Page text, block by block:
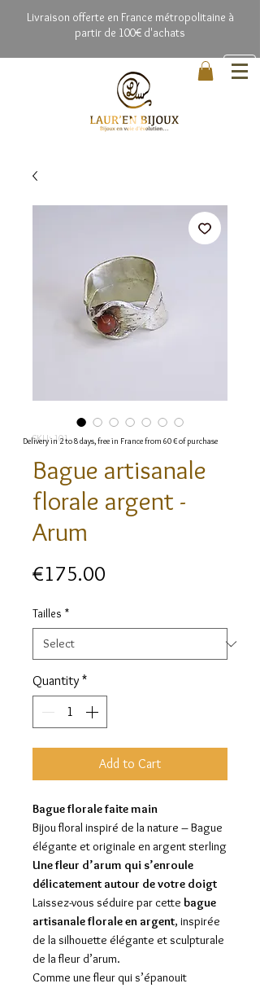
Livraison offerte en France métropolitaine à
partir de 100€ d'achats
SKU: 101
Bague artisanale
florale argent -
Arum
€175.00
Tailles *
Quantity *
Add to Cart
Bague florale faite main
Bijou floral inspiré de la nature – Bague
élégante et originale en argent sterling
Une fleur d’arum qui s’enroule
délicatement autour de votre doigt
Laissez-vous séduire par cette bague
artisanale florale en argent, inspirée
de la silhouette élégante et sculpturale
de la fleur d’arum.
Comme une fleur qui s’épanouit
Delivery in 2 to 8 days, free in France from 60 € of purchase